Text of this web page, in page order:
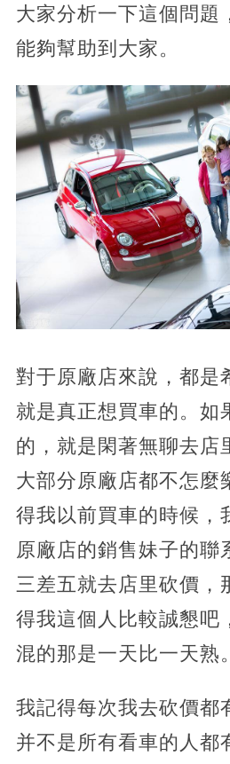
大家分析一下這個問題
能夠幫助到大家。
對于原廠店來說，都是
就是真正想買車的。如
的，就是閑著無聊去店
大部分原廠店都不怎麼
得我以前買車的時候，
原廠店的銷售妹子的聯
三差五就去店里砍價，
得我這個人比較誠懇吧
混的那是一天比一天熟。
我記得每次我去砍價都
并不是所有看車的人都